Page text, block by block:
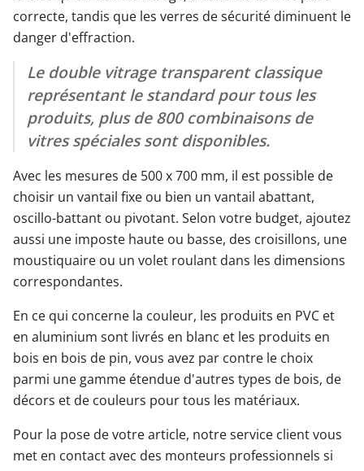
correcte, tandis que les verres de sécurité diminuent le
danger d'effraction.
Le double vitrage transparent classique
représentant le standard pour tous les
produits, plus de 800 combinaisons de
vitres spéciales sont disponibles.
Avec les mesures de 500 x 700 mm, il est possible de
choisir un vantail fixe ou bien un vantail abattant,
oscillo-battant ou pivotant. Selon votre budget, ajoutez
aussi une imposte haute ou basse, des croisillons, une
moustiquaire ou un volet roulant dans les dimensions
correspondantes.
En ce qui concerne la couleur, les produits en PVC et
en aluminium sont livrés en blanc et les produits en
bois en bois de pin, vous avez par contre le choix
parmi une gamme étendue d'autres types de bois, de
décors et de couleurs pour tous les matériaux.
Pour la pose de votre article, notre service client vous
met en contact avec des monteurs professionnels si